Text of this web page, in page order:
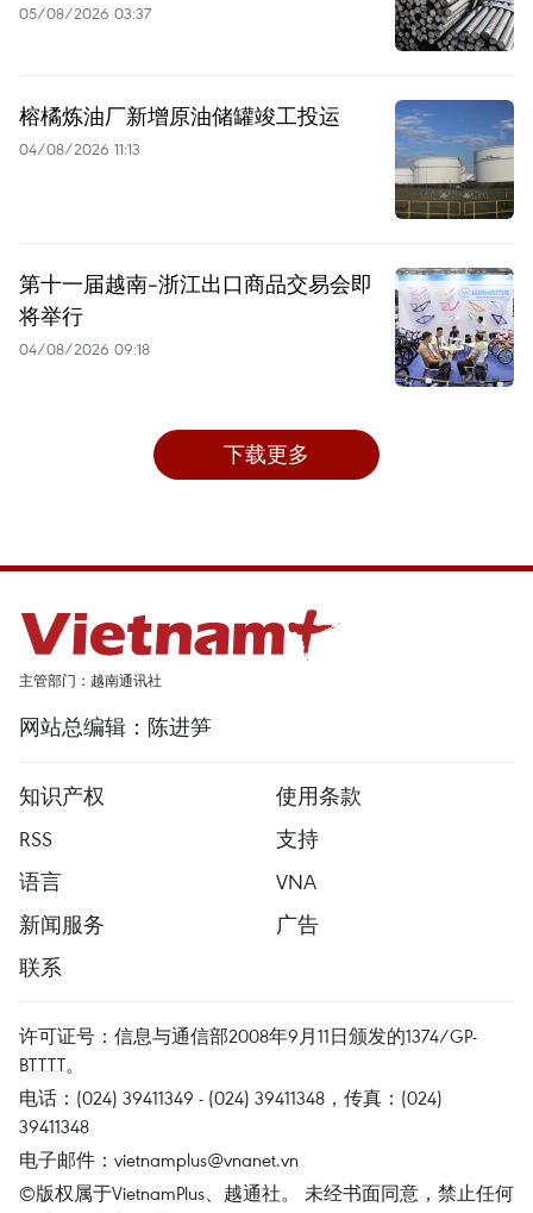
05/08/2026 03:37
榕橘炼油厂新增原油储罐竣工投运
04/08/2026 11:13
第十一届越南-浙江出口商品交易会即
将举行
04/08/2026 09:18
下载更多
主管部门：越南通讯社
网站总编辑：陈进笋
知识产权
使用条款
RSS
支持
语言
VNA
新闻服务
广告
联系
许可证号：信息与通信部2008年9月11日颁发的1374/GP-
BTTTT。
电话：(024) 39411349 - (024) 39411348，传真：(024)
39411348
电子邮件： vietnamplus@vnanet.vn
©版权属于VietnamPlus、越通社。 未经书面同意，禁止任何